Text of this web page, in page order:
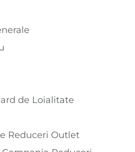
de Loialitate
Reduceri Outlet